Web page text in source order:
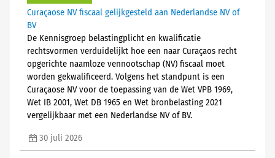
Curaçaose NV fiscaal gelijkgesteld aan Nederlandse NV of
BV
De Kennisgroep belastingplicht en kwalificatie
rechtsvormen verduidelijkt hoe een naar Curaçaos recht
opgerichte naamloze vennootschap (NV) fiscaal moet
worden gekwalificeerd. Volgens het standpunt is een
Curaçaose NV voor de toepassing van de Wet VPB 1969,
Wet IB 2001, Wet DB 1965 en Wet bronbelasting 2021
vergelijkbaar met een Nederlandse NV of BV.
30 juli 2026